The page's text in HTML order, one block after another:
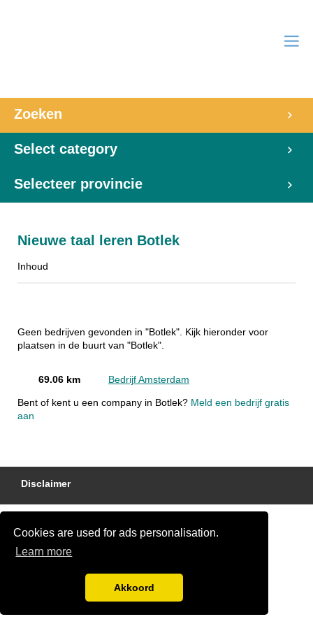
Cookies are used for ads personalisation.
Learn more
Akkoord
Zoeken
Select category
Selecteer provincie
Nieuwe taal leren Botlek
Inhoud
Geen bedrijven gevonden in "Botlek". Kijk hieronder voor
plaatsen in de buurt van "Botlek".
69.06 km Bedrijf Amsterdam
Bent of kent u een company in Botlek? Meld een bedrijf gratis
aan
Disclaimer